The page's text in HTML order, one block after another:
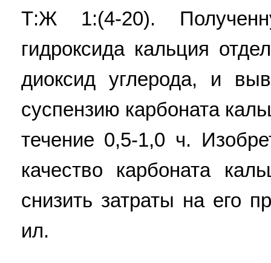
Т:Ж 1:(4-20).
гидроксида кальция
диоксид углерода, и
суспензию карбоната
течение 0,5-1,0 ч.
качество карбоната
снизить затраты на его
ил.